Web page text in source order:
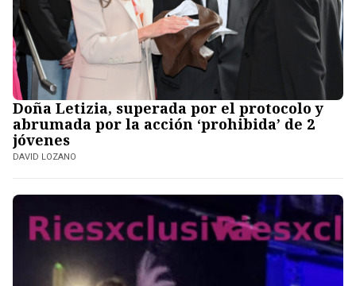
Doña Letizia, superada por el protocolo y
abrumada por la acción ‘prohibida’ de 2
jóvenes
DAVID LOZANO